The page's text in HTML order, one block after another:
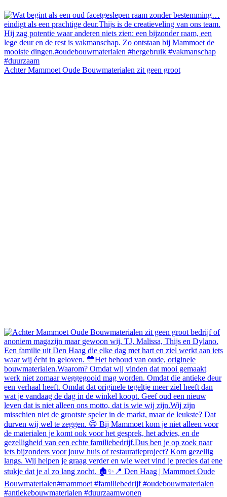
Achter Mammoet Oude Bouwmaterialen zit geen groot